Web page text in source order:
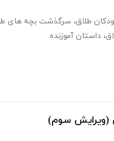
طلاق، سرگذشت بچه های
، داستان آموزنده
(ویرایش سوم)